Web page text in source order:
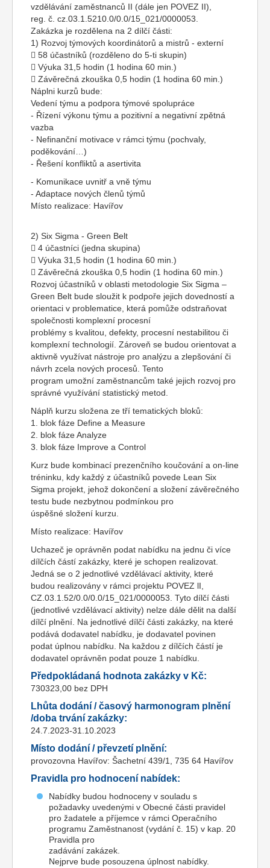
vzdělávání zaměstnanců II (dále jen POVEZ II),
reg. č. cz.03.1.5210.0/0.0/15_021/0000053.
Zakázka je rozdělena na 2 dílčí části:
1) Rozvoj týmových koordinátorů a mistrů - externí
 58 účastníků (rozděleno do 5-ti skupin)
 Výuka 31,5 hodin (1 hodina 60 min.)
 Závěrečná zkouška 0,5 hodin (1 hodina 60 min.)
Náplni kurzů bude:
Vedení týmu a podpora týmové spolupráce
- Řízení výkonu týmu a pozitivní a negativní zpětná
vazba
- Nefinanční motivace v rámci týmu (pochvaly,
poděkování…)
- Řešení konfliktů a asertivita
- Komunikace uvnitř a vně týmu
- Adaptace nových členů týmů
Místo realizace: Havířov
2) Six Sigma - Green Belt
 4 účastníci (jedna skupina)
 Výuka 31,5 hodin (1 hodina 60 min.)
 Závěrečná zkouška 0,5 hodin (1 hodina 60 min.)
Rozvoj účastníků v oblasti metodologie Six Sigma –
Green Belt bude sloužit k podpoře jejich dovedností a
orientaci v problematice, která pomůže odstraňovat
společnosti komplexní procesní
problémy s kvalitou, defekty, procesní nestabilitou či
komplexní technologií. Zároveň se budou orientovat a
aktivně využívat nástroje pro analýzu a zlepšování či
návrh zcela nových procesů. Tento
program umožní zaměstnancům také jejich rozvoj pro
správné využívání statistický metod.
Náplň kurzu složena ze tří tematických bloků:
1. blok fáze Define a Measure
2. blok fáze Analyze
3. blok fáze Improve a Control
Kurz bude kombinací prezenčního koučování a on-line
tréninku, kdy každý z účastníků povede Lean Six
Sigma projekt, jehož dokončení a složení závěrečného
testu bude nezbytnou podmínkou pro
úspěšné složení kurzu.
Místo realizace: Havířov
Uchazeč je oprávněn podat nabídku na jednu či více
dílčích částí zakázky, které je schopen realizovat.
Jedná se o 2 jednotlivé vzdělávací aktivity, které
budou realizovány v rámci projektu POVEZ lI,
CZ.03.1.52/0.0/0.0/15_021/0000053. Tyto dílčí části
(jednotlivé vzdělávací aktivity) nelze dále dělit na další
dílčí plnění. Na jednotlivé dílčí části zakázky, na které
podává dodavatel nabídku, je dodavatel povinen
podat úplnou nabídku. Na každou z dílčích částí je
dodavatel oprávněn podat pouze 1 nabídku.
Předpokládaná hodnota zakázky v Kč:
730323,00 bez DPH
Lhůta dodání / časový harmonogram plnění
/doba trvání zakázky:
24.7.2023-31.10.2023
Místo dodání / převzetí plnění:
provozovna Havířov: Šachetní 439/1, 735 64 Havířov
Pravidla pro hodnocení nabídek:
Nabídky budou hodnoceny v souladu s
požadavky uvedenými v Obecné části pravidel
pro žadatele a příjemce v rámci Operačního
programu Zaměstnanost (vydání č. 15) v kap. 20
Pravidla pro
zadávání zakázek.
Nejprve bude posouzena úplnost nabídky.